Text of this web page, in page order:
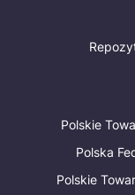
Polskie
Polska
Polskie